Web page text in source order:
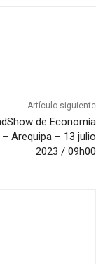
Artículo siguiente
de Economía
Arequipa – 13 julio
2023 / 09h00